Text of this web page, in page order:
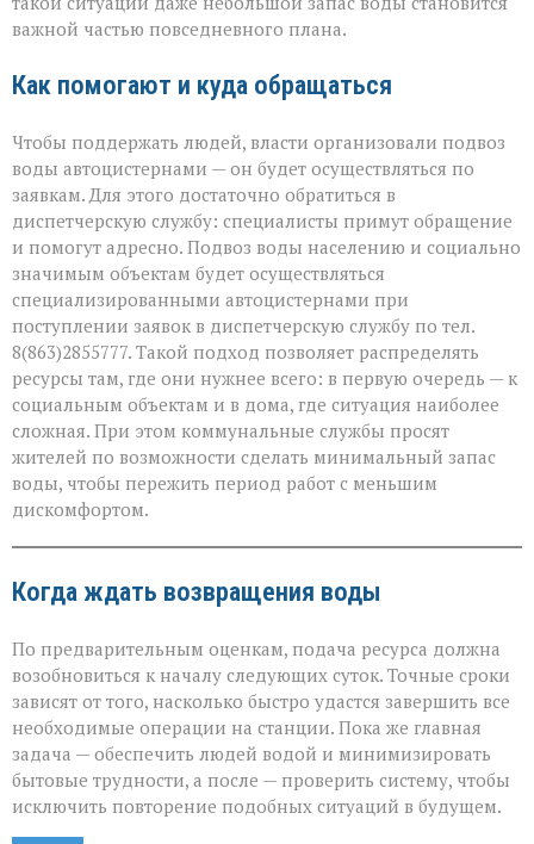
важной частью повседневного плана.
Как помогают и куда обращаться
Чтобы поддержать людей, власти организовали подвоз
воды автоцистернами — он будет осуществляться по
заявкам. Для этого достаточно обратиться в
диспетчерскую службу: специалисты примут обращение
и помогут адресно. Подвоз воды населению и социально
значимым объектам будет осуществляться
специализированными автоцистернами при
поступлении заявок в диспетчерскую службу по тел.
8(863)2855777. Такой подход позволяет распределять
ресурсы там, где они нужнее всего: в первую очередь — к
социальным объектам и в дома, где ситуация наиболее
сложная. При этом коммунальные службы просят
жителей по возможности сделать минимальный запас
воды, чтобы пережить период работ с меньшим
дискомфортом.
Когда ждать возвращения воды
По предварительным оценкам, подача ресурса должна
возобновиться к началу следующих суток. Точные сроки
зависят от того, насколько быстро удастся завершить все
необходимые операции на станции. Пока же главная
задача — обеспечить людей водой и минимизировать
бытовые трудности, а после — проверить систему, чтобы
исключить повторение подобных ситуаций в будущем.